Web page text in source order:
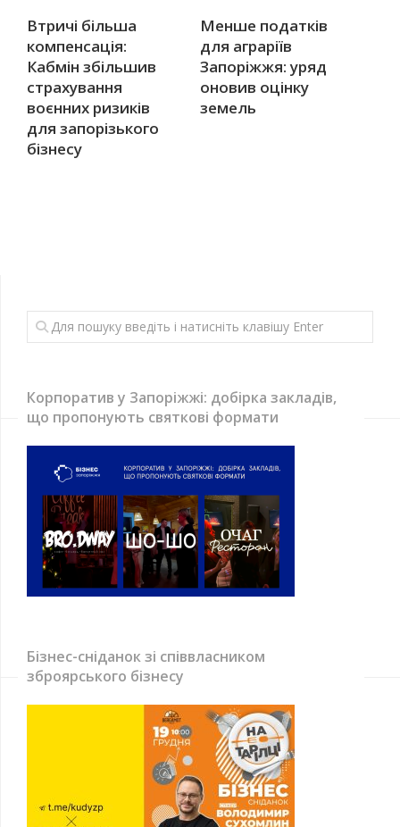
Втричі більша
компенсація:
Кабмін збільшив
страхування
воєнних ризиків
для запорізького
бізнесу
Менше податків
для аграріїв
Запоріжжя: уряд
оновив оцінку
земель
Корпоратив у Запоріжжі: добірка закладів,
що пропонують святкові формати
Бізнес-сніданок зі співвласником
зброярського бізнесу